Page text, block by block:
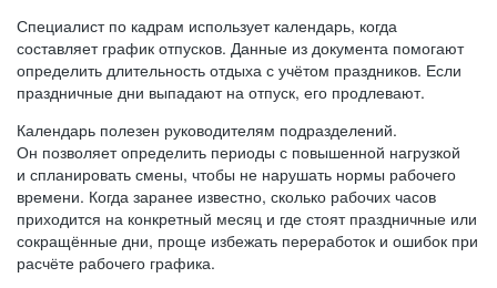
Специалист по кадрам использует календарь, когда
составляет график отпусков. Данные из документа помогают
определить длительность отдыха с учётом праздников. Если
праздничные дни выпадают на отпуск, его продлевают.
Календарь полезен руководителям подразделений.
Он позволяет определить периоды с повышенной нагрузкой
и спланировать смены, чтобы не нарушать нормы рабочего
времени. Когда заранее известно, сколько рабочих часов
приходится на конкретный месяц и где стоят праздничные или
сокращённые дни, проще избежать переработок и ошибок при
расчёте рабочего графика.